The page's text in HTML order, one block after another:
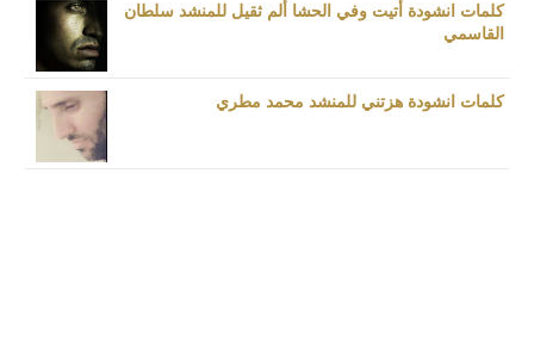
كلمات انشودة أتيت وفي الحشا ألم ثقيل للمنشد سلطان
القاسمي
كلمات انشودة هزتني للمنشد محمد مطري